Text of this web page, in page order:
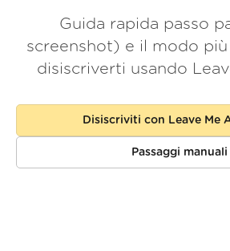
Spam BlockerWall of Love
Accedi
Guida rapida passo
screenshot) e il modo
disiscriverti usando
Disiscriviti con Leave Me
Passaggi manuali